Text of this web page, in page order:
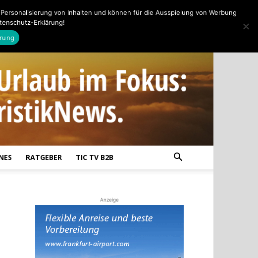
RATGEBER TIC TV B2B
Anzeige
von Inhalten und können für die Ausspielung von Werbung
Erklärung!